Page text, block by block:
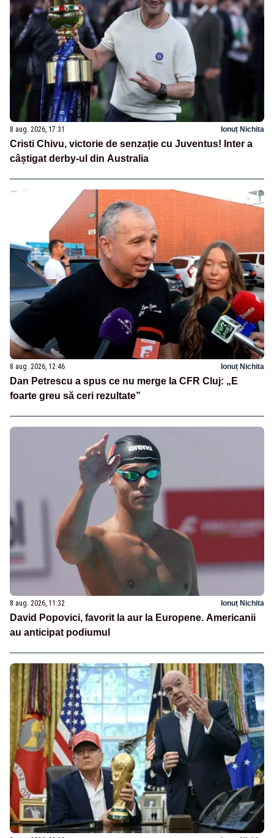
8 aug. 2026, 17:31 Ionuț Nichita
Cristi Chivu, victorie de senzație cu Juventus! Inter a
câștigat derby-ul din Australia
8 aug. 2026, 12:46 Ionuț Nichita
Dan Petrescu a spus ce nu merge la CFR Cluj: „E
foarte greu să ceri rezultate”
8 aug. 2026, 11:32 Ionuț Nichita
David Popovici, favorit la aur la Europene. Americanii
au anticipat podiumul